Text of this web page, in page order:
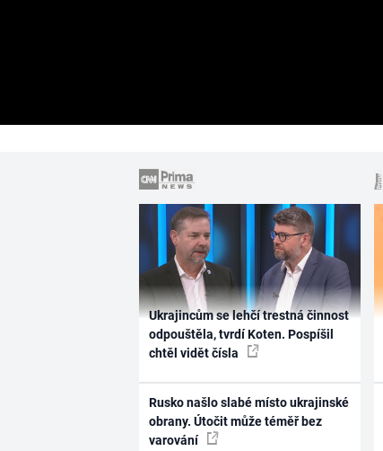
Ukrajincům se lehčí trestná činnost
odpouštěla, tvrdí Koten. Pospíšil
chtěl vidět čísla
Rusko našlo slabé místo ukrajinské
obrany. Útočit může téměř bez
varování